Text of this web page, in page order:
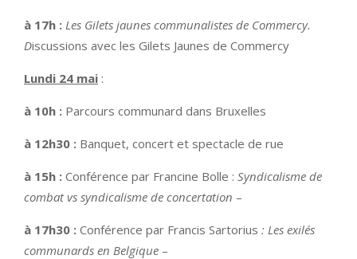
à 17h : Les Gilets jaunes communalistes de Commercy.
Discussions avec les Gilets Jaunes de Commercy
Lundi 24 mai :
à 10h : Parcours communard dans Bruxelles
à 12h30 : Banquet, concert et spectacle de rue
à 15h : Conférence par Francine Bolle : Syndicalisme de
combat vs syndicalisme de concertation –
à 17h30 : Conférence par Francis Sartorius : Les exilés
communards en Belgique –